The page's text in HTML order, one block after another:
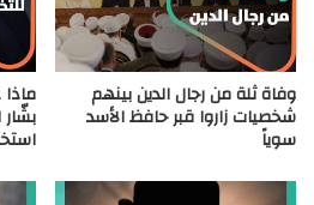
وفاة ثلة من رجال الدين بينهم
شخصيات زاروا قبر حافظ الأسد
سوياً